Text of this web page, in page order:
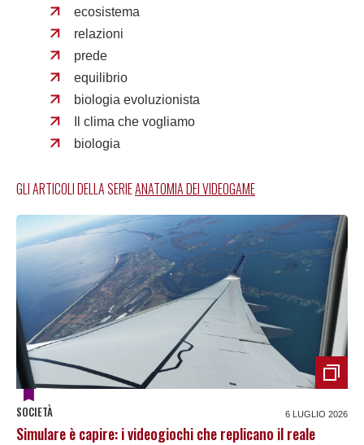
ecosistema
relazioni
prede
equilibrio
biologia evoluzionista
Il clima che vogliamo
biologia
GLI ARTICOLI DELLA SERIEANATOMIA DEI VIDEOGAME
SOCIETÀ 6 LUGLIO 2026
Simulare è capire: i videogiochi che replicano il reale